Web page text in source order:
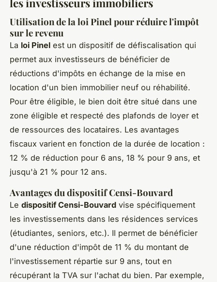
les investisseurs immobiliers
Utilisation de la loi Pinel pour réduire l'impôt
sur le revenu
La loi Pinel est un dispositif de défiscalisation qui
permet aux investisseurs de bénéficier de
réductions d'impôts en échange de la mise en
location d'un bien immobilier neuf ou réhabilité.
Pour être éligible, le bien doit être situé dans une
zone éligible et respecté des plafonds de loyer et
de ressources des locataires. Les avantages
fiscaux varient en fonction de la durée de location :
12 % de réduction pour 6 ans, 18 % pour 9 ans, et
jusqu'à 21 % pour 12 ans.
Avantages du dispositif Censi-Bouvard
Le dispositif Censi-Bouvard vise spécifiquement
les investissements dans les résidences services
(étudiantes, seniors, etc.). Il permet de bénéficier
d'une réduction d'impôt de 11 % du montant de
l'investissement répartie sur 9 ans, tout en
récupérant la TVA sur l'achat du bien. Par exemple,